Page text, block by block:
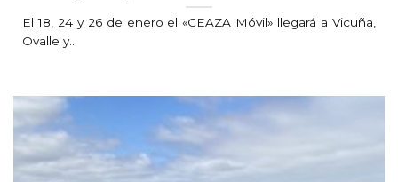
El 18, 24 y 26 de enero el «CEAZA Móvil» llegará a Vicuña,
Ovalle y...